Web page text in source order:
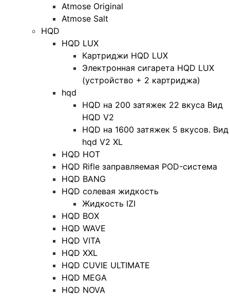
Atmose Original
Atmose Salt
HQD
HQD LUX
Картриджи HQD LUX
Электронная сигарета HQD LUX
(устройство + 2 картриджа)
hqd
HQD на 200 затяжек 22 вкуса Вид
HQD V2
HQD на 1600 затяжек 5 вкусов. Вид
hqd V2 XL
HQD HOT
HQD Rifle заправляемая POD-система
HQD BANG
HQD солевая жидкость
Жидкость IZI
HQD BOX
HQD WAVE
HQD VITA
HQD XXL
HQD CUVIE ULTIMATE
HQD MEGA
HQD NOVA